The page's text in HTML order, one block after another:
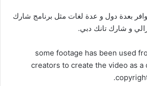
بعدة دول و عدة لغات مثل برنامج شارك
و شارك تانك دبي.
some footage has been used
creators to create the video as